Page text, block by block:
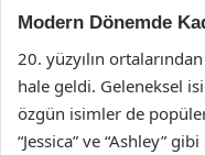
Modern Dönemde
20. yüzyılın
hale geldi. Geleneksel
özgün isimler de
“Jessica” ve “Ashley”